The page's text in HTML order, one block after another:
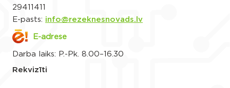
29411411
E-pasts: info@rezeknesnovads.lv
E-adrese
Darba laiks: P.-Pk. 8.00–16.30
Rekvizīti